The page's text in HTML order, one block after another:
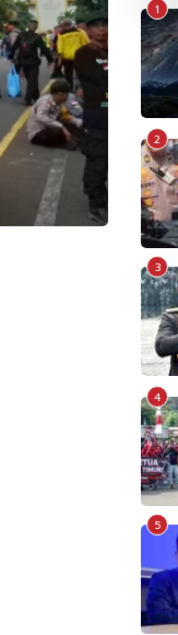
1
2
3
4
5